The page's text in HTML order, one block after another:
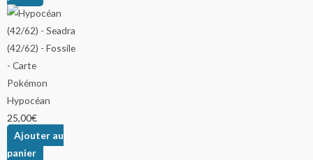
Hypocéan
25,00€
Ajouter au
panier